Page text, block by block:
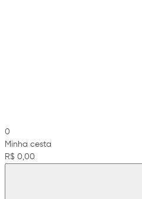
0
Minha cesta
R$ 0,00